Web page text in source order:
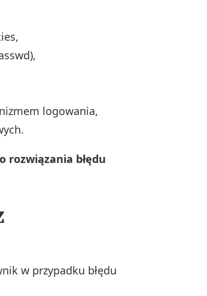
logowania,
rozwiązania błędu
w przypadku błędu